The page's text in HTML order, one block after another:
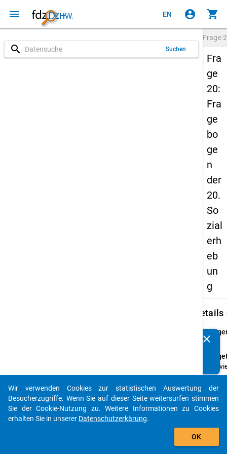
menu EN account_circle shopping_cart
search Suchen
Frage
Fra
ge
20:
Fra
ge
bo
ge
n
der
20.
So
zial
erh
eb
un
g
Details
20
Wie
pro
clear
auto_stories
add_shopping_cart
Wir verwenden Cookies zur statistischen Auswertung der
Besucherzugriffe. Wenn Sie auf dieser Seite weitersurfen stimmen
Sie der Cookie-Nutzung zu. Weitere Informationen zu Cookies
erhalten Sie in unserer Datenschutzerkärung.
OK